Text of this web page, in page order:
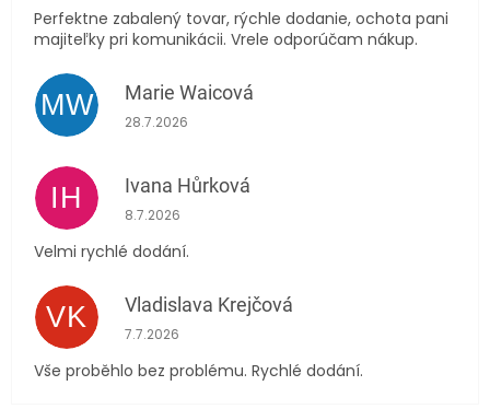
Perfektne zabalený tovar, rýchle dodanie, ochota pani
majiteľky pri komunikácii. Vrele odporúčam nákup.
MW Marie Waicová
Hodnocení obchodu je 5 z 5 hvězdiček.
28.7.2026
IH Ivana Hůrková
Hodnocení obchodu je 5 z 5 hvězdiček.
8.7.2026
Velmi rychlé dodání.
VK Vladislava Krejčová
Hodnocení obchodu je 5 z 5 hvězdiček.
7.7.2026
Vše proběhlo bez problému. Rychlé dodání.